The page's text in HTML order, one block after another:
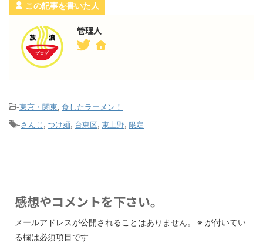
この記事を書いた人
管理人
-東京・関東, 食したラーメン！
-さんじ, つけ麺, 台東区, 東上野, 限定
感想やコメントを下さい。
メールアドレスが公開されることはありません。 ※ が付いてい
る欄は必須項目です